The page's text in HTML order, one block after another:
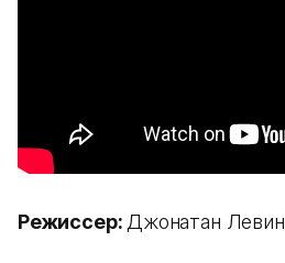
Режиссер: Джонатан Левин